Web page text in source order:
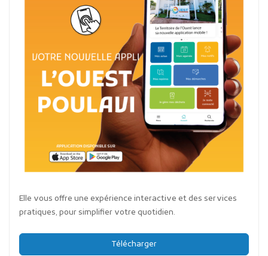
Elle vous offre une expérience interactive et des services
pratiques, pour simplifier votre quotidien.
Télécharger